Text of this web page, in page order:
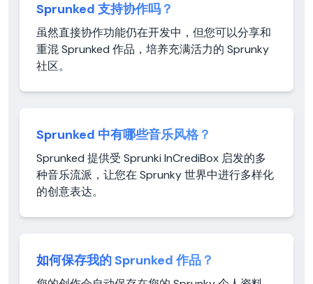
Sprunked 支持协作吗？
虽然直接协作功能仍在开发中，但您可以分享和
重混 Sprunked 作品，培养充满活力的 Sprunky
社区。
Sprunked 中有哪些音乐风格？
Sprunked 提供受 Sprunki InCrediBox 启发的多
种音乐流派，让您在 Sprunky 世界中进行多样化
的创意表达。
如何保存我的 Sprunked 作品？